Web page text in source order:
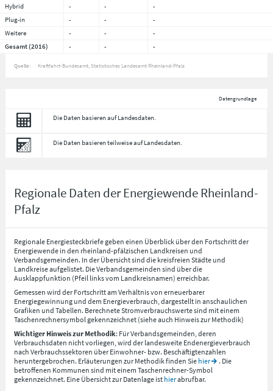
Hybrid
- -
-
Plug-in
- -
-
Weitere
- -
-
Gesamt (2016)
- - -
Quelle: Kraftfahrt-Bundesamt, Statistisches Landesamt Rheinland-Pfalz
Datengrundlage
Die Daten basieren auf Landesdaten.
Die Daten basieren teilweise auf Landesdaten.
Regionale Daten der Energiewende Rheinland-
Pfalz
Regionale Energiesteckbriefe geben einen Überblick über den Fortschritt der
Energiewende in den rheinland-pfälzischen Landkreisen und
Verbandsgemeinden. In der Übersicht sind die kreisfreien Städte und
Landkreise aufgelistet. Die Verbandsgemeinden sind über die
Ausklappfunktion (Pfeil links vom Landkreisnamen) erreichbar.
Gemessen wird der Fortschritt am Verhältnis von erneuerbarer
Energiegewinnung und dem Energieverbrauch, dargestellt in anschaulichen
Grafiken und Tabellen. Berechnete Stromverbrauchswerte sind mit einem
Taschenrechnersymbol gekennzeichnet (siehe auch Hinweis zur Methodik)
Wichtiger Hinweis zur Methodik: Für Verbandsgemeinden, deren
Verbrauchsdaten nicht vorliegen, wird der landesweite Endenergieverbrauch
nach Verbrauchssektoren über Einwohner- bzw. Beschäftigtenzahlen
heruntergebrochen. Erläuterungen zur Methodik finden Sie hier
. Die
betroffenen Kommunen sind mit einem Taschenrechner-Symbol
gekennzeichnet. Eine Übersicht zur Datenlage ist hierabrufbar.